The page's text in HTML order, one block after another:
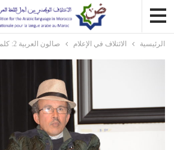
الرئيسية الائتلاف في الإعلام صالون العربية 2: كلمة الائتلاف،ذ. الطاهر الطويل